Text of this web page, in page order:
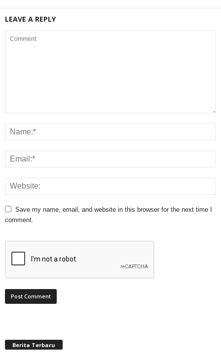
LEAVE A REPLY
Save my name, email, and website in this browser for the next time I
comment.
Berita Terbaru